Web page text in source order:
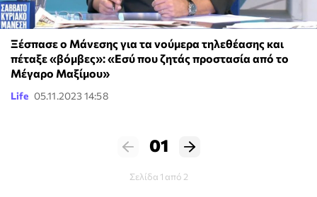
Ξέσπασε ο Μάνεσης για τα νούμερα τηλεθέασης και
πέταξε «βόμβες»: «Εσύ που ζητάς προστασία από το
Μέγαρο Μαξίμου»
Life 05.11.2023 14:58
01
Σελίδα 1 από 2